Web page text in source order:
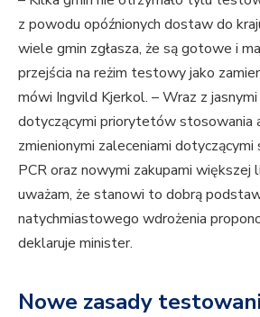
z powodu opóźnionych dostaw do
wiele gmin zgłasza, że ​​są gotowe i
przejścia na reżim testowy jako
mówi Ingvild Kjerkol. – Wraz z
dotyczącymi priorytetów
zmienionymi zaleceniami
PCR oraz nowymi zakupami
uważam, że stanowi to dobrą
natychmiastowego wdrożenia
deklaruje minister.
Nowe zasady